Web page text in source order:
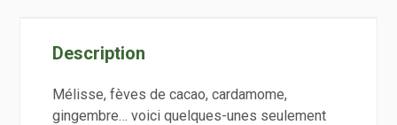
Description
Mélisse, fèves de cacao, cardamome,
gingembre… voici quelques-unes seulement